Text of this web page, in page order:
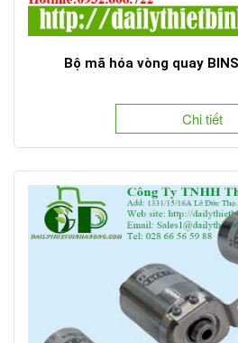
Bộ mã hóa vòng quay
Chi tiết